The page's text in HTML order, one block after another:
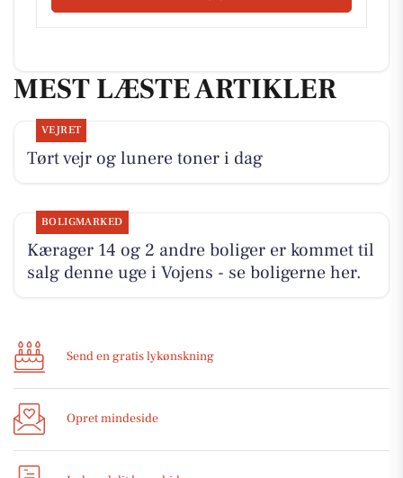
MEST LÆSTE ARTIKLER
VEJRET
Tørt vejr og lunere toner i dag
BOLIGMARKED
Kærager 14 og 2 andre boliger er kommet til
salg denne uge i Vojens - se boligerne her.
Send en gratis lykønskning
Opret mindeside